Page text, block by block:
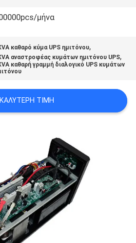
μήνα
καθαρό κύμα UPS ημιτόνου,
αναστροφέας κυμάτων ημιτόνου UPS,
καθαρή γραμμή διαλογικό UPS κυμάτων
ΚΑΛΎΤΕΡΗ ΤΙΜΉ